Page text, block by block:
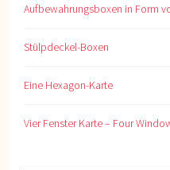
Aufbewahrungsboxen in Form
Stülpdeckel-Boxen
Eine Hexagon-Karte
Vier Fenster Karte – Four